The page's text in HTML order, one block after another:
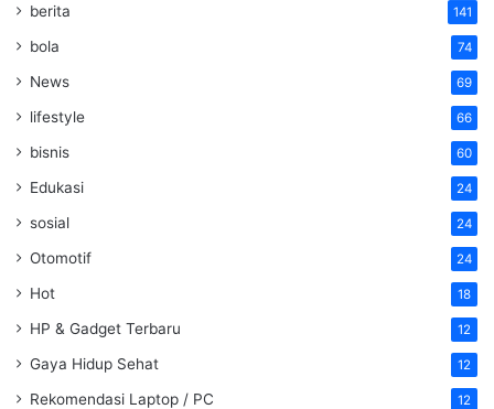
berita 141
bola 74
News 69
lifestyle 66
bisnis 60
Edukasi 24
sosial 24
Otomotif 24
Hot 18
HP & Gadget Terbaru 12
Gaya Hidup Sehat 12
Rekomendasi Laptop / PC 12